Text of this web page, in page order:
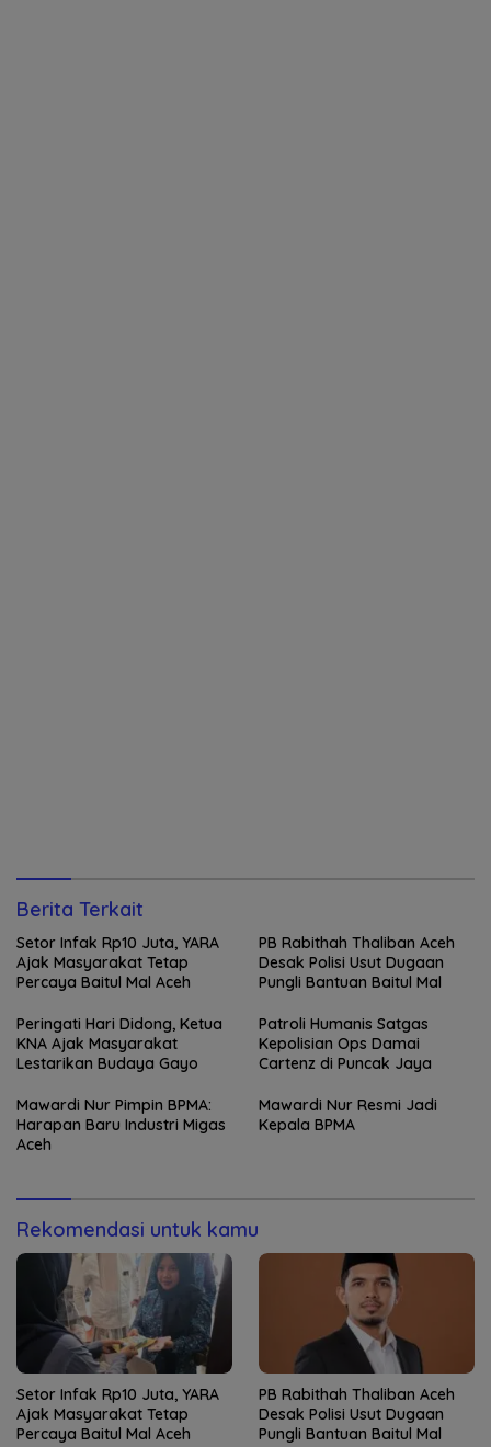
Berita Terkait
Setor Infak Rp10 Juta, YARA
Ajak Masyarakat Tetap
Percaya Baitul Mal Aceh
PB Rabithah Thaliban Aceh
Desak Polisi Usut Dugaan
Pungli Bantuan Baitul Mal
Peringati Hari Didong, Ketua
KNA Ajak Masyarakat
Lestarikan Budaya Gayo
Patroli Humanis Satgas
Kepolisian Ops Damai
Cartenz di Puncak Jaya
Mawardi Nur Pimpin BPMA:
Harapan Baru Industri Migas
Aceh
Mawardi Nur Resmi Jadi
Kepala BPMA
Rekomendasi untuk kamu
Setor Infak Rp10 Juta, YARA
Ajak Masyarakat Tetap
Percaya Baitul Mal Aceh
PB Rabithah Thaliban Aceh
Desak Polisi Usut Dugaan
Pungli Bantuan Baitul Mal